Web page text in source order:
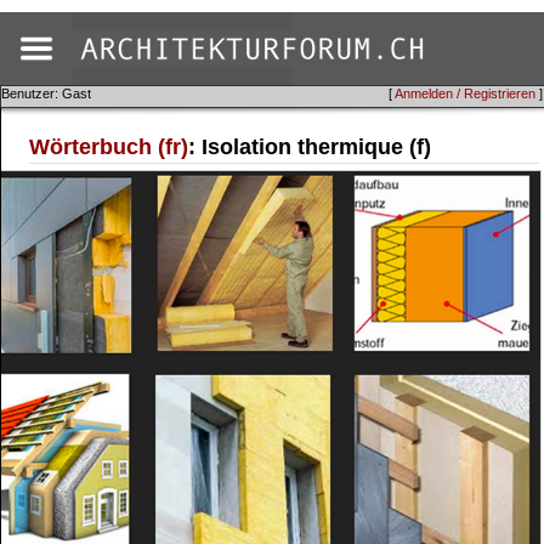
[Anmelden / Registrieren ]
Benutzer: Gast
Wörterbuch (fr): Isolation thermique (f)